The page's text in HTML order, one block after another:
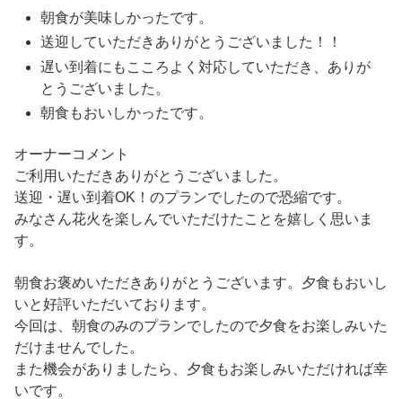
朝食が美味しかったです。
送迎していただきありがとうございました！！
遅い到着にもこころよく対応していただき、ありが
とうございました。
朝食もおいしかったです。
オーナーコメント
ご利用いただきありがとうございました。
送迎・遅い到着OK！のプランでしたので恐縮です。
みなさん花火を楽しんでいただけたことを嬉しく思いま
す。
朝食お褒めいただきありがとうございます。夕食もおいし
いと好評いただいております。
今回は、朝食のみのプランでしたので夕食をお楽しみいた
だけませんでした。
また機会がありましたら、夕食もお楽しみいただければ幸
いです。